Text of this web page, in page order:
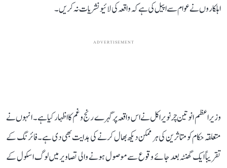
اہلکاروں نے عوام سے اپیل کی ہے کہ واقعہ کی لائیو نشریات نہ کریں۔
ADVERTISEMENT
وزیر اعظم انوتین چرنویراکل نے اس واقعہ پر گہرے رنج و غم کا اظہار کیا ہے۔ انہوں نے
متعلقہ حکام کو متاثرین کی ہر ممکن دیکھ بھال کرنے کی ہدایت بھی دی ہے۔ فائرنگ کے
تقریباً ایک گھنٹہ بعد جائے وقوع سے موصول ہونے والی تصاویر میں لوگ اسکول کے